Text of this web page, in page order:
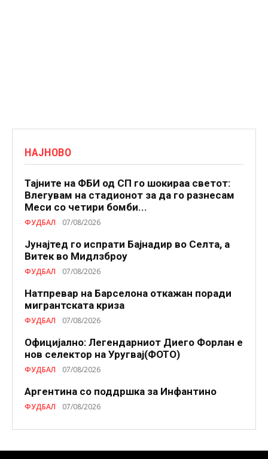
НАЈНОВО
Тајните на ФБИ од СП го шокираа светот:
Влегувам на стадионот за да го разнесам
Меси со четири бомби...
ФУДБАЛ 07/08/2026
Јунајтед го испрати Бајнадир во Селта, а
Витек во Мидлзброу
ФУДБАЛ 07/08/2026
Натпревар на Барселона откажан поради
мигрантската криза
ФУДБАЛ 07/08/2026
Официјално: Легендарниот Диего Форлан е
нов селектор на Уругвај(ФОТО)
ФУДБАЛ 07/08/2026
Аргентина со поддршка за Инфантино
ФУДБАЛ 07/08/2026